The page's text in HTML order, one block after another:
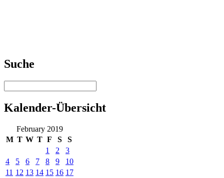
Suche
Kalender-Übersicht
February 2019
M T W T F S
S
1
2
3
4
5 6 7 8 9
10
11 12 13 14 15 16 17